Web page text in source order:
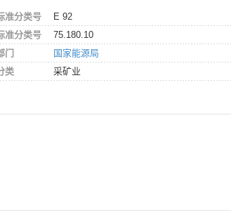
准分类号
E 92
准分类号
75.180.10
门
国家能源局
类
采矿业